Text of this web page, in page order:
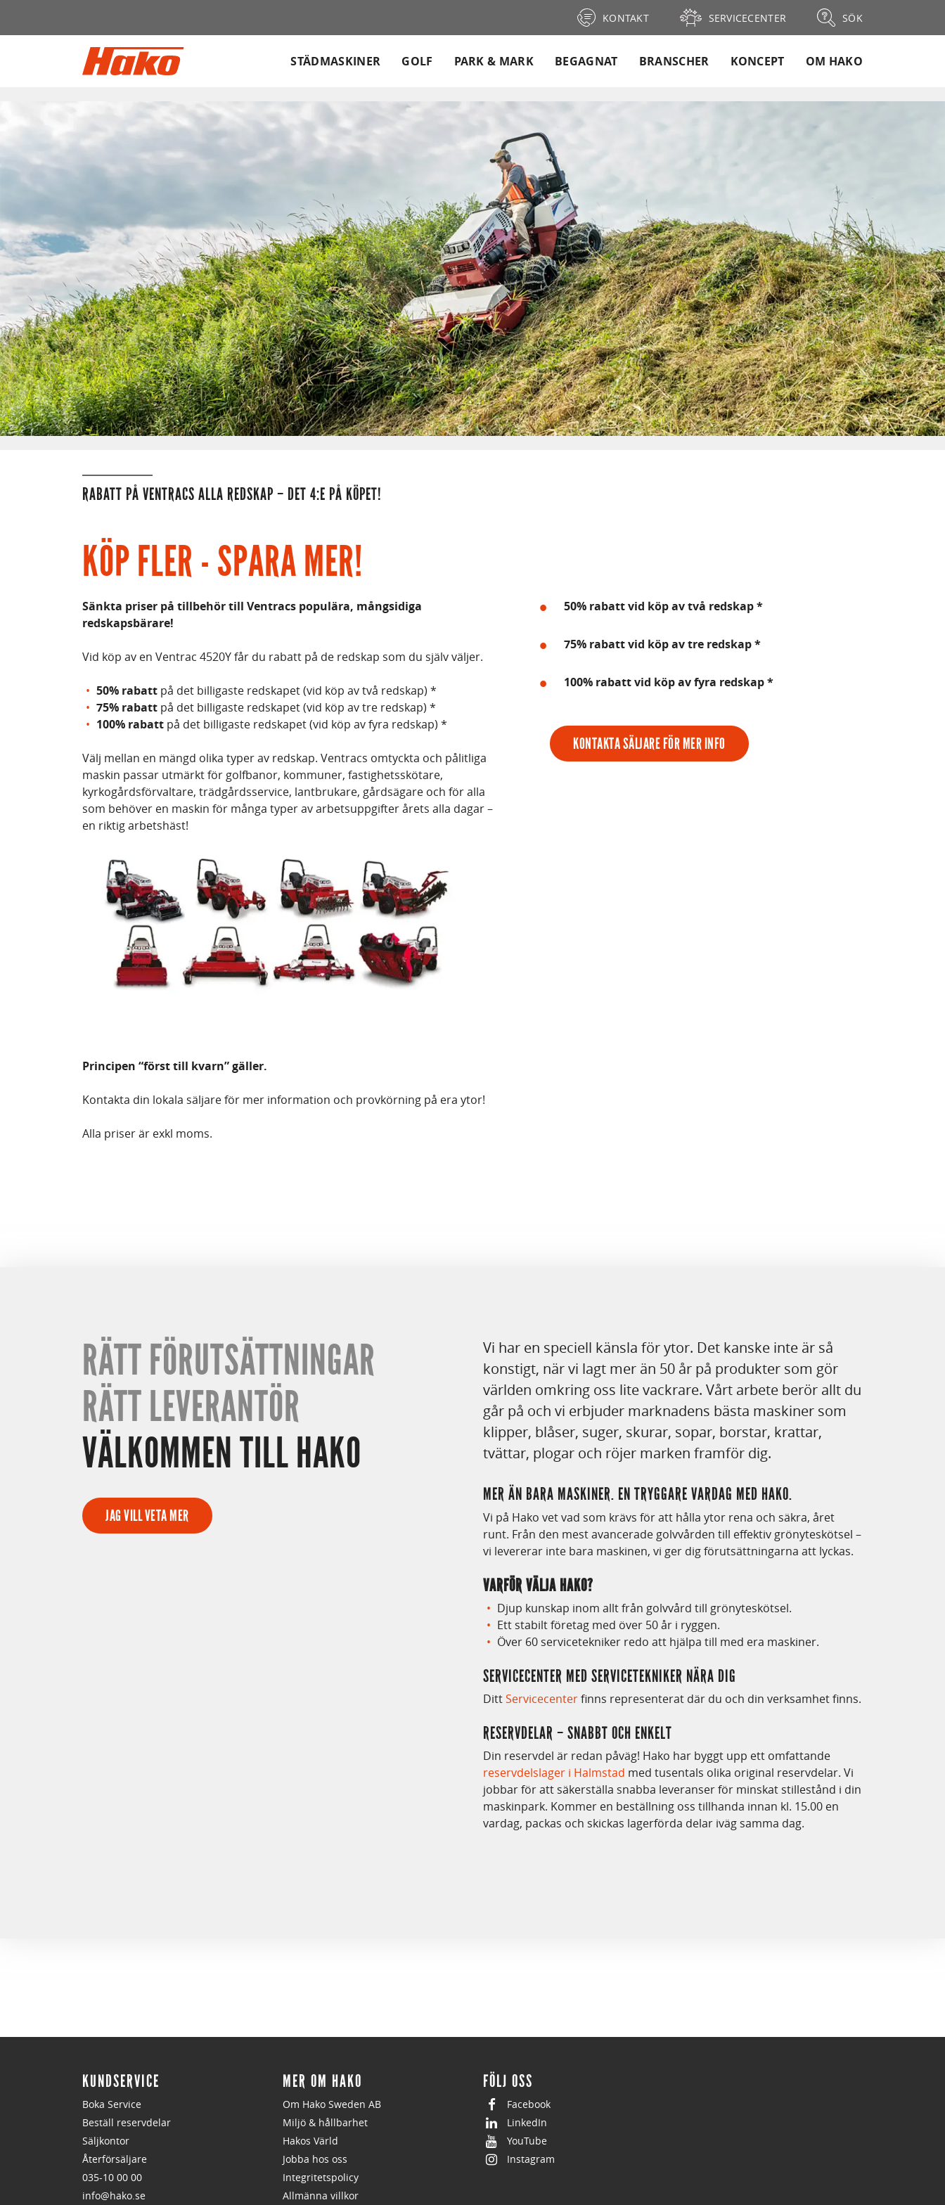
KONTAKT SERVICECENTER SÖK
STÄDMASKINER GOLF PARK & MARK BEGAGNAT BRANSCHER KONCEPT OM HAKO
RABATT PÅ VENTRACS ALLA REDSKAP – DET 4:E PÅ KÖPET!
KÖP FLER - SPARA MER!
50% rabatt vid köp av två redskap *
75% rabatt vid köp av tre redskap *
100% rabatt vid köp av fyra redskap *
KONTAKTA SÄLJARE FÖR MER INFO
Sänkta priser på tillbehör till Ventracs populära, mångsidiga
redskapsbärare!
Vid köp av en Ventrac 4520Y får du rabatt på de redskap som du själv väljer.
50% rabatt på det billigaste redskapet (vid köp av två redskap) *
75% rabatt på det billigaste redskapet (vid köp av tre redskap) *
100% rabatt på det billigaste redskapet (vid köp av fyra redskap) *
Välj mellan en mängd olika typer av redskap. Ventracs omtyckta och pålitliga
maskin passar utmärkt för golfbanor, kommuner, fastighetsskötare,
kyrkogårdsförvaltare, trädgårdsservice, lantbrukare, gårdsägare och för alla
som behöver en maskin för många typer av arbetsuppgifter årets alla dagar –
en riktig arbetshäst!
Principen “först till kvarn” gäller.
Kontakta din lokala säljare för mer information och provkörning på era ytor!
Alla priser är exkl moms.
RÄTT FÖRUTSÄTTNINGAR
RÄTT LEVERANTÖR
VÄLKOMMEN TILL HAKO
JAG VILL VETA MER
Vi har en speciell känsla för ytor. Det kanske inte är så
konstigt, när vi lagt mer än 50 år på produkter som gör
världen omkring oss lite vackrare. Vårt arbete berör allt du
går på och vi erbjuder marknadens bästa maskiner som
klipper, blåser, suger, skurar, sopar, borstar, krattar,
tvättar, plogar och röjer marken framför dig.
MER ÄN BARA MASKINER. EN TRYGGARE VARDAG MED HAKO.
Vi på Hako vet vad som krävs för att hålla ytor rena och säkra, året
runt. Från den mest avancerade golvvården till effektiv grönyteskötsel –
vi levererar inte bara maskinen, vi ger dig förutsättningarna att lyckas.
VARFÖR VÄLJA HAKO?
Djup kunskap inom allt från golvvård till grönyteskötsel.
Ett stabilt företag med över 50 år i ryggen.
Över 60 servicetekniker redo att hjälpa till med era maskiner.
SERVICECENTER MED SERVICETEKNIKER NÄRA DIG
DittServicecenterfinns representerat där du och din verksamhet finns.
RESERVDELAR – SNABBT OCH ENKELT
Din reservdel är redan påväg! Hako har byggt upp ett omfattande
reservdelslager i Halmstad med tusentals olika original reservdelar. Vi
jobbar för att säkerställa snabba leveranser för minskat stillestånd i din
maskinpark. Kommer en beställning oss tillhanda innan kl. 15.00 en
vardag, packas och skickas lagerförda delar iväg samma dag.
KUNDSERVICE
Boka Service
Beställ reservdelar
Säljkontor
Återförsäljare
035-10 00 00
info@hako.se
MER OM HAKO
Om Hako Sweden AB
Miljö & hållbarhet
Hakos Värld
Jobba hos oss
Integritetspolicy
Allmänna villkor
FÖLJ OSS
Facebook
LinkedIn
YouTube
Instagram